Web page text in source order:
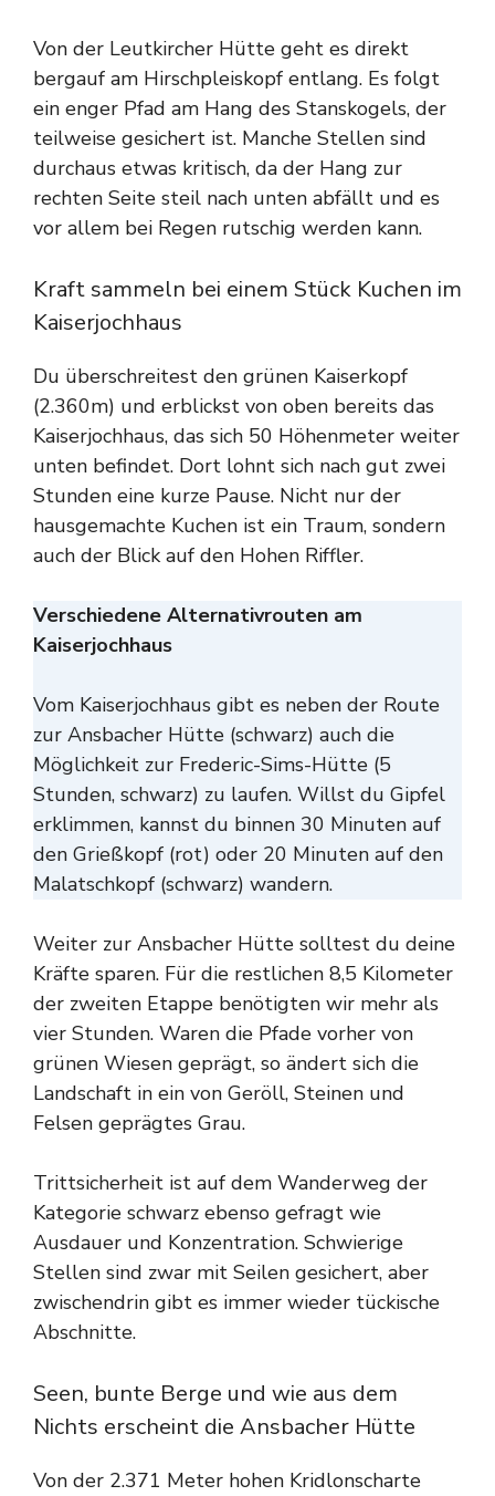
Von der Leutkircher Hütte geht es direkt
bergauf am Hirschpleiskopf entlang. Es folgt
ein enger Pfad am Hang des Stanskogels, der
teilweise gesichert ist. Manche Stellen sind
durchaus etwas kritisch, da der Hang zur
rechten Seite steil nach unten abfällt und es
vor allem bei Regen rutschig werden kann.
Kraft sammeln bei einem Stück Kuchen im
Kaiserjochhaus
Du überschreitest den grünen Kaiserkopf
(2.360m) und erblickst von oben bereits das
Kaiserjochhaus, das sich 50 Höhenmeter weiter
unten befindet. Dort lohnt sich nach gut zwei
Stunden eine kurze Pause. Nicht nur der
hausgemachte Kuchen ist ein Traum, sondern
auch der Blick auf den Hohen Riffler.
Verschiedene Alternativrouten am
Kaiserjochhaus
Vom Kaiserjochhaus gibt es neben der Route
zur Ansbacher Hütte (schwarz) auch die
Möglichkeit zur Frederic-Sims-Hütte (5
Stunden, schwarz) zu laufen. Willst du Gipfel
erklimmen, kannst du binnen 30 Minuten auf
den Grießkopf (rot) oder 20 Minuten auf den
Malatschkopf (schwarz) wandern.
Weiter zur Ansbacher Hütte solltest du deine
Kräfte sparen. Für die restlichen 8,5 Kilometer
der zweiten Etappe benötigten wir mehr als
vier Stunden. Waren die Pfade vorher von
grünen Wiesen geprägt, so ändert sich die
Landschaft in ein von Geröll, Steinen und
Felsen geprägtes Grau.
Trittsicherheit ist auf dem Wanderweg der
Kategorie schwarz ebenso gefragt wie
Ausdauer und Konzentration. Schwierige
Stellen sind zwar mit Seilen gesichert, aber
zwischendrin gibt es immer wieder tückische
Abschnitte.
Seen, bunte Berge und wie aus dem
Nichts erscheint die Ansbacher Hütte
Von der 2.371 Meter hohen Kridlonscharte